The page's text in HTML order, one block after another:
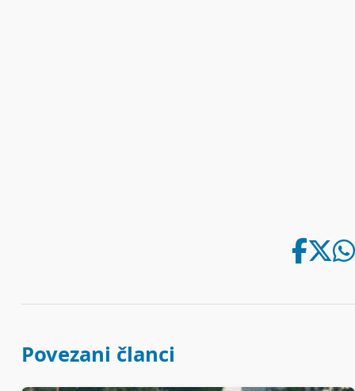
Povezani članci